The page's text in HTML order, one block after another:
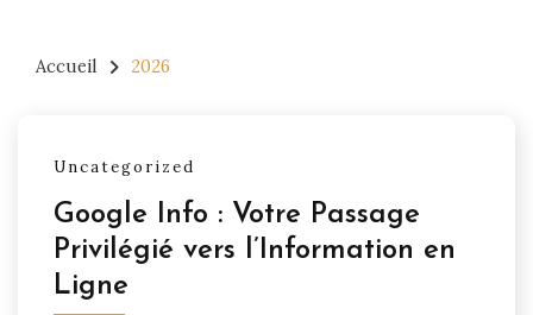
Accueil 2026
Uncategorized
Google Info : Votre Passage
Privilégié vers l’Information en
Ligne